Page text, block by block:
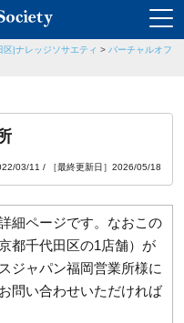
|ナレッジソサエティ > バーチャルオフ
03/11 / ［最終更新日］2026/05/18
細ページです。なおこの
都千代田区の1店舗）が
ジャパン福岡営業所様に
問い合わせいただければ